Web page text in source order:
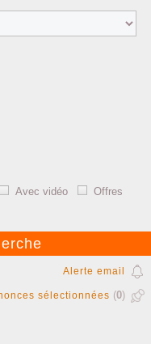
Avec vidéo
Offres
Alerte email
sélectionnées (0)